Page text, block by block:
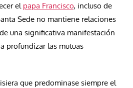
el papa Francisco, incluso de
Sede no mantiene relaciones
una significativa manifestación
profundizar las mutuas
que predominase siempre el